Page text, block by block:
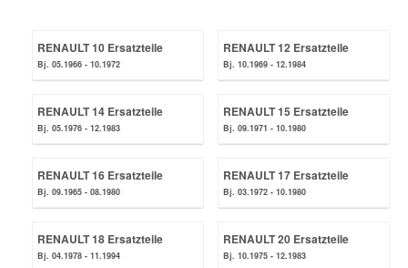
RENAULT 10 Ersatzteile
Bj. 05.1966 - 10.1972
RENAULT 12 Ersatzteile
Bj. 10.1969 - 12.1984
RENAULT 14 Ersatzteile
Bj. 05.1976 - 12.1983
RENAULT 15 Ersatzteile
Bj. 09.1971 - 10.1980
RENAULT 16 Ersatzteile
Bj. 09.1965 - 08.1980
RENAULT 17 Ersatzteile
Bj. 03.1972 - 10.1980
RENAULT 18 Ersatzteile
Bj. 04.1978 - 11.1994
RENAULT 20 Ersatzteile
Bj. 10.1975 - 12.1983
Jeep Ersatzteile
Kia Ersatzteile
Lancia Ersatzteile